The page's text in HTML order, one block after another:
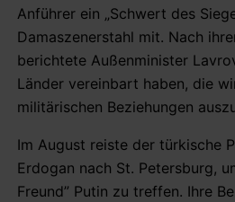
Anführer ein „Schwert des
Damaszenerstahl mit. Nach
berichtete Außenminister
Länder vereinbart haben, die
militärischen Beziehungen
Im August reiste der türkische
Erdogan nach St. Petersburg,
Freund” Putin zu treffen. Ihre